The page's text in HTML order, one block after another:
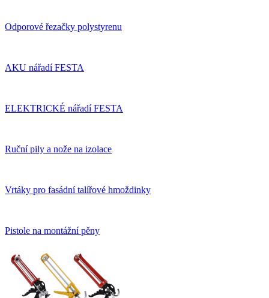
Odporové řezačky polystyrenu
AKU nářadí FESTA
ELEKTRICKÉ nářadí FESTA
Ruční pily a nože na izolace
Vrtáky pro fasádní talířové hmoždinky
Pistole na montážní pěny